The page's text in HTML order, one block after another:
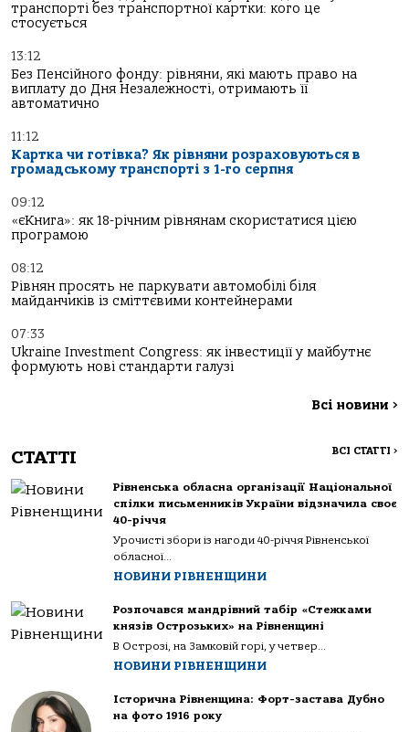
транспорті без транспортної картки: кого це
стосується
13:12
Без Пенсійного фонду: рівняни, які мають право на
виплату до Дня Незалежності, отримають її
автоматично
11:12
Картка чи готівка? Як рівняни розраховуються в
громадському транспорті з 1-го серпня
09:12
«єКнига»: як 18-річним рівнянам скористатися цією
програмою
08:12
Рівнян просять не паркувати автомобілі біля
майданчиків із сміттєвими контейнерами
07:33
Ukraine Investment Congress: як інвестиції у майбутнє
формують нові стандарти галузі
Всі новини >
СТАТТІ ВСІ СТАТТІ >
Рівненська обласна організації Національної
спілки письменників України відзначила своє
40-річчя
Урочисті збори із нагоди 40-річчя Рівненської
обласної...
НОВИНИ РІВНЕНЩИНИ
Розпочався мандрівний табір «Стежками
князів Острозьких» на Рівненщині
В Острозі, на Замковій горі, у четвер...
НОВИНИ РІВНЕНЩИНИ
Історична Рівненщина: Форт-застава Дубно
на фото 1916 року